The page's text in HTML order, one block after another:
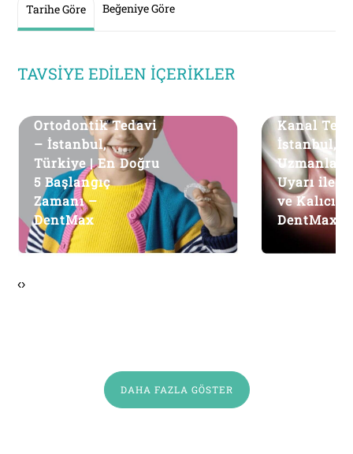
Tarihe Göre Beğeniye Göre
TAVSIYE EDILEN İÇERIKLER
Ortodontik Tedavi
– İstanbul,
Türkiye | En Doğru
5 Başlangıç
Zamanı –
DentMax
Kanal
İstanbul,
Uyarı ile
ve Kalıcı
DentMax
‹›
DAHA FAZLA GÖSTER